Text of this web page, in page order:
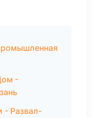
-
- Развал-